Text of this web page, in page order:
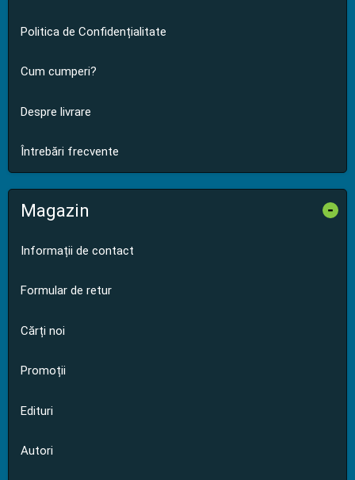
Politica de Confidențialitate
Cum cumperi?
Despre livrare
Întrebări frecvente
Magazin -
Informații de contact
Formular de retur
Cărți noi
Promoții
Edituri
Autori